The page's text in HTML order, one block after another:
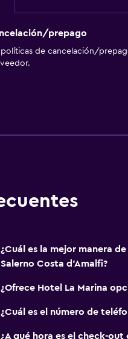
lounge
en la habitación
designadas para
para familias
de niños o guardería
para niños
prepago
políticas de cancelación/
¿Cuál es la mejor manera
Salerno Costa d'Amalfi?
¿Ofrece Hotel La Marina
¿Cuál es el número de
¿A qué hora es el check-out